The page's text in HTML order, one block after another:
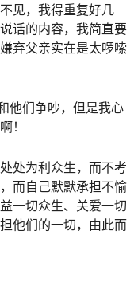
见，我得重复好几
话的内容，我简直要
弃父亲实在是太啰嗦
他们争吵，但是我心
！
处为利众生，而不考
而自己默默承担不愉
一切众生、关爱一切
他们的一切，由此而